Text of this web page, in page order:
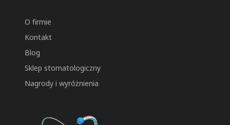
O firmie
Kontakt
Blog
Sklep stomatologiczny
Nagrody i wyróżnienia